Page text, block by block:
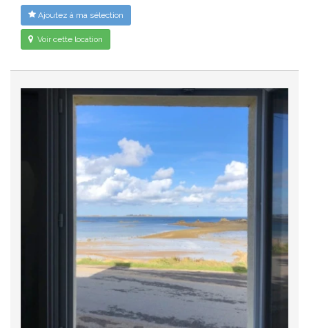
Ajoutez à ma sélection
Voir cette location